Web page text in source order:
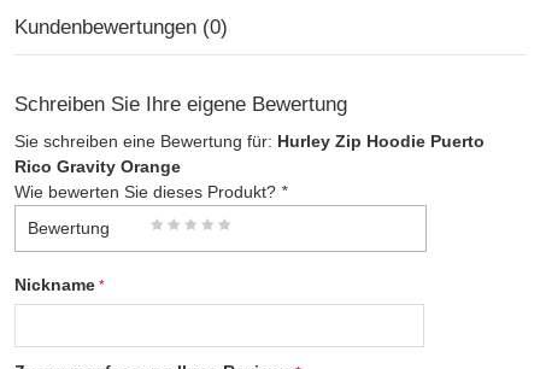
Kundenbewertungen (0)
Schreiben Sie Ihre eigene Bewertung
Sie schreiben eine Bewertung für: Hurley Zip Hoodie Puerto
Rico Gravity Orange
Wie bewerten Sie dieses Produkt? *
Bewertung
Nickname